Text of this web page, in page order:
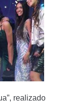
realizado